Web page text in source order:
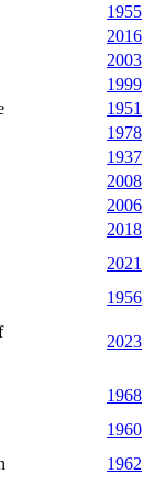
1955
2016
2003
1999
1951
1978
1937
2008
2006
2018
2021
1956
2023
1968
1960
1962